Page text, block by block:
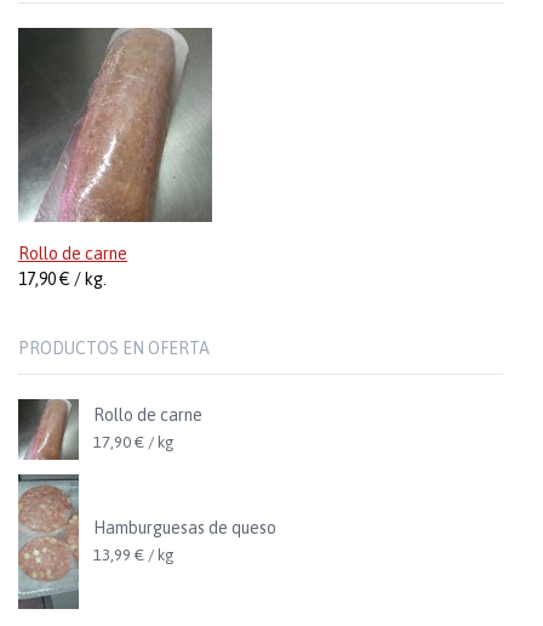
Rollo de carne
17,90 € / kg.
PRODUCTOS EN OFERTA
Rollo de carne
17,90 € / kg
Hamburguesas de queso
13,99 € / kg